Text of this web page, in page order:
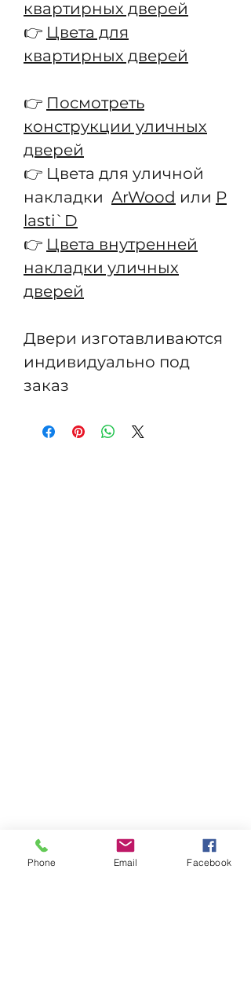
квартирных дверей
👉 Цвета для
квартирных дверей
👉 Посмотреть
конструкции уличных
дверей
👉 Цвета для уличной
накладки ArWood или P
lasti`D
👉 Цвета внутренней
накладки уличных
дверей
Двери изготавливаются
индивидуально под
заказ
Phone Email Facebook